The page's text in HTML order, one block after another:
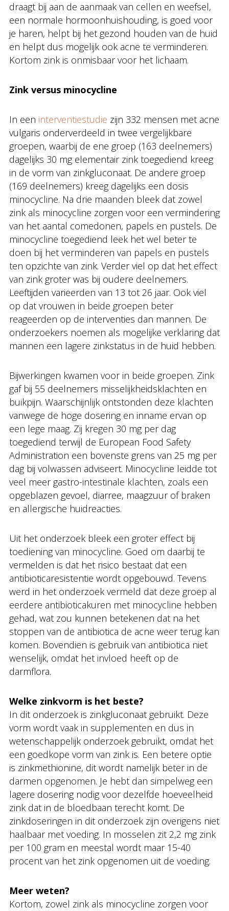
draagt bij aan de aanmaak van cellen en weefsel,
een normale hormoonhuishouding, is goed voor
je haren, helpt bij het gezond houden van de huid
en helpt dus mogelijk ook acne te verminderen.
Kortom zink is onmisbaar voor het lichaam.
Zink versus minocycline
In een interventiestudie zijn 332 mensen met acne
vulgaris onderverdeeld in twee vergelijkbare
groepen, waarbij de ene groep (163 deelnemers)
dagelijks 30 mg elementair zink toegediend kreeg
in de vorm van zinkgluconaat. De andere groep
(169 deelnemers) kreeg dagelijks een dosis
minocycline. Na drie maanden bleek dat zowel
zink als minocycline zorgen voor een vermindering
van het aantal comedonen, papels en pustels. De
minocycline toegediend leek het wel beter te
doen bij het verminderen van papels en pustels
ten opzichte van zink. Verder viel op dat het effect
van zink groter was bij oudere deelnemers.
Leeftijden varieerden van 13 tot 26 jaar. Ook viel
op dat vrouwen in beide groepen beter
reageerden op de interventies dan mannen. De
onderzoekers noemen als mogelijke verklaring dat
mannen een lagere zinkstatus in de huid hebben.
Bijwerkingen kwamen voor in beide groepen. Zink
gaf bij 55 deelnemers misselijkheidsklachten en
buikpijn. Waarschijnlijk ontstonden deze klachten
vanwege de hoge dosering en inname ervan op
een lege maag. Zij kregen 30 mg per dag
toegediend terwijl de European Food Safety
Administration een bovenste grens van 25 mg per
dag bij volwassen adviseert. Minocycline leidde tot
veel meer gastro-intestinale klachten, zoals een
opgeblazen gevoel, diarree, maagzuur of braken
en allergische huidreacties.
Uit het onderzoek bleek een groter effect bij
toediening van minocycline. Goed om daarbij te
vermelden is dat het risico bestaat dat een
antibioticaresistentie wordt opgebouwd. Tevens
werd in het onderzoek vermeld dat deze groep al
eerdere antibioticakuren met minocycline hebben
gehad, wat zou kunnen betekenen dat na het
stoppen van de antibiotica de acne weer terug kan
komen. Bovendien is gebruik van antibiotica niet
wenselijk, omdat het invloed heeft op de
darmflora.
Welke zinkvorm is het beste?
In dit onderzoek is zinkgluconaat gebruikt. Deze
vorm wordt vaak in supplementen en dus in
wetenschappelijk onderzoek gebruikt, omdat het
een goedkope vorm van zink is. Een betere optie
is zinkmethionine, dit wordt namelijk beter in de
darmen opgenomen. Je hebt dan simpelweg een
lagere dosering nodig voor dezelfde hoeveelheid
zink dat in de bloedbaan terecht komt. De
zinkdoseringen in dit onderzoek zijn overigens niet
haalbaar met voeding. In mosselen zit 2,2 mg zink
per 100 gram en meestal wordt maar 15-40
procent van het zink opgenomen uit de voeding.
Meer weten?
Kortom, zowel zink als minocycline zorgen voor